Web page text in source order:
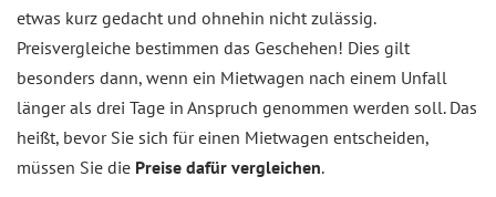
etwas kurz gedacht und ohnehin nicht zulässig.
Preisvergleiche bestimmen das Geschehen! Dies gilt
besonders dann, wenn ein Mietwagen nach einem Unfall
länger als drei Tage in Anspruch genommen werden soll. Das
heißt, bevor Sie sich für einen Mietwagen entscheiden,
müssen Sie die Preise dafür vergleichen.